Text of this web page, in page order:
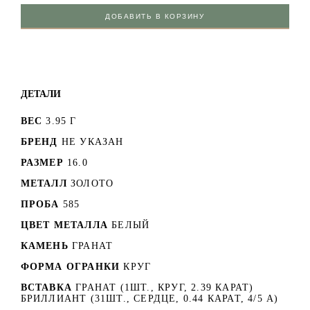
ДОБАВИТЬ В КОРЗИНУ
ДЕТАЛИ
ВЕС 3.95 Г
БРЕНД НЕ УКАЗАН
РАЗМЕР 16.0
МЕТАЛЛ ЗОЛОТО
ПРОБА 585
ЦВЕТ МЕТАЛЛА БЕЛЫЙ
КАМЕНЬ ГРАНАТ
ФОРМА ОГРАНКИ КРУГ
ВСТАВКА ГРАНАТ (1ШТ., КРУГ, 2.39 КАРАТ)
БРИЛЛИАНТ (31ШТ., СЕРДЦЕ, 0.44 КАРАТ, 4/5 А)